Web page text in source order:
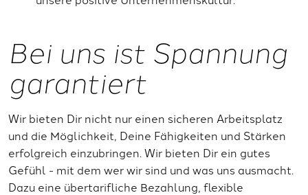
Bei uns ist Spannung
garantiert
Wir bieten Dir nicht nur einen sicheren Arbeitsplatz
und die Möglichkeit, Deine Fähigkeiten und Stärken
erfolgreich einzubringen. Wir bieten Dir ein gutes
Gefühl - mit dem wer wir sind und was uns ausmacht.
Dazu eine übertarifliche Bezahlung, flexible